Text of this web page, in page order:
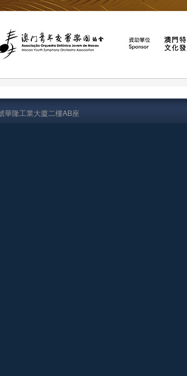
華隆工業大廈二樓AB座